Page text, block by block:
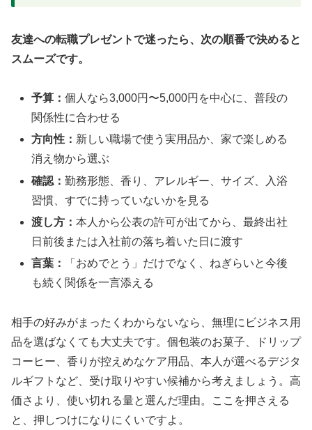
友達への転職プレゼントで迷ったら、次の順番で決めると
スムーズです。
予算：個人なら3,000円〜5,000円を中心に、普段の
関係性に合わせる
方向性： 新しい職場で使う実用品か、家で楽しめる
消え物から選ぶ
確認：勤務形態、香り、アレルギー、サイズ、入浴
習慣、すでに持っていないかを見る
渡し方：本人から公表の許可が出てから、最終出社
日前後または入社前の落ち着いた日に渡す
言葉：
「おめでとう」だけでなく、ねぎらいと今後
も続く関係を一言添える
相手の好みがまったくわからないなら、無理にビジネス用
品を選ばなくても大丈夫です。個包装のお菓子、ドリップ
コーヒー、香りが控えめなケア用品、本人が選べるデジタ
ルギフトなど、受け取りやすい候補から考えましょう。高
価さより、使い切れる量と選んだ理由。ここを押さえる
と、押しつけになりにくいですよ。